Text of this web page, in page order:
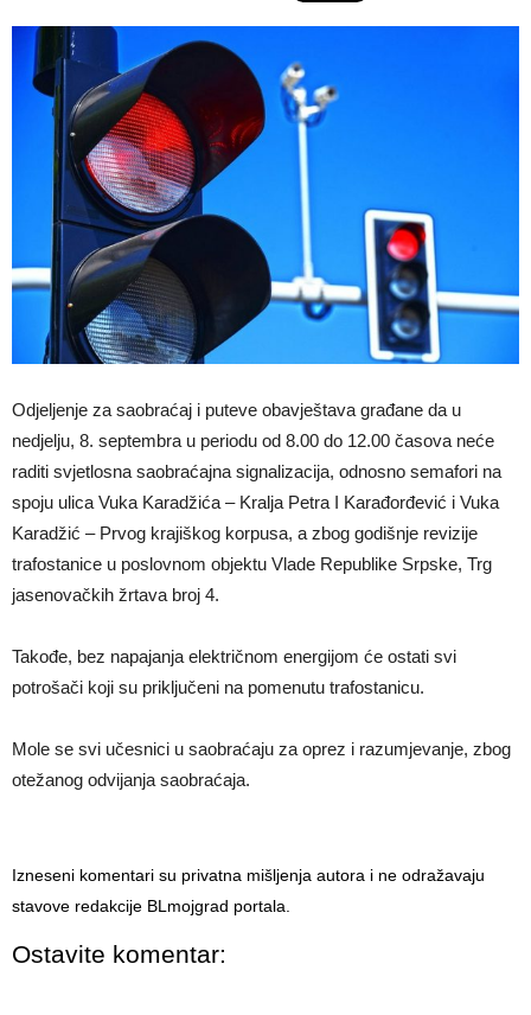
Odjeljenje za saobraćaj i puteve obavještava građane da u
nedjelju, 8. septembra u periodu od 8.00 do 12.00 časova neće
raditi svjetlosna saobraćajna signalizacija, odnosno semafori na
spoju ulica Vuka Karadžića – Kralja Petra I Karađorđević i Vuka
Karadžić – Prvog krajiškog korpusa, a zbog godišnje revizije
trafostanice u poslovnom objektu Vlade Republike Srpske, Trg
jasenovačkih žrtava broj 4.
Takođe, bez napajanja električnom energijom će ostati svi
potrošači koji su priključeni na pomenutu trafostanicu.
Mole se svi učesnici u saobraćaju za oprez i razumjevanje, zbog
otežanog odvijanja saobraćaja.
Izneseni komentari su privatna mišljenja autora i ne odražavaju
stavove redakcije BLmojgrad portala.
Ostavite komentar: